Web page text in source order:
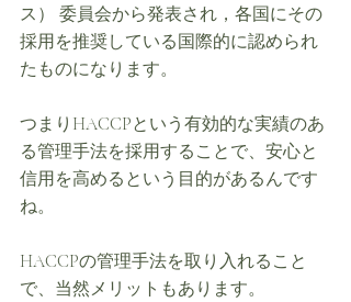
ス） 委員会から発表され，各国にその
採用を推奨している国際的に認められ
たものになります。
つまりHACCPという有効的な実績のあ
る管理手法を採用することで、安心と
信用を高めるという目的があるんです
ね。
HACCPの管理手法を取り入れること
で、当然メリットもあります。